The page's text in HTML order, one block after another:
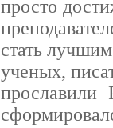
просто
стать
ученых,